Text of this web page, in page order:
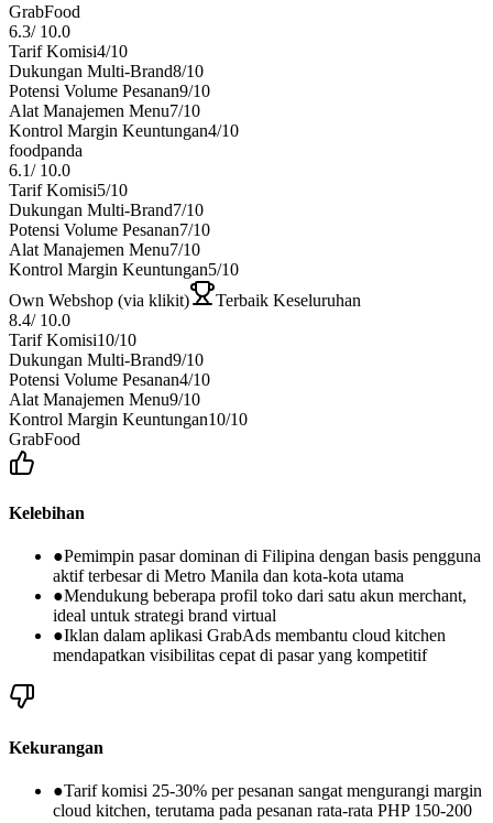
GrabFood
6.3/ 10.0
Tarif Komisi4/10
Dukungan Multi-Brand8/10
Potensi Volume Pesanan9/10
Alat Manajemen Menu7/10
Kontrol Margin Keuntungan4/10
foodpanda
6.1/ 10.0
Tarif Komisi5/10
Dukungan Multi-Brand7/10
Potensi Volume Pesanan7/10
Alat Manajemen Menu7/10
Kontrol Margin Keuntungan5/10
Own Webshop (via klikit)
Terbaik Keseluruhan
8.4/ 10.0
Tarif Komisi10/10
Dukungan Multi-Brand9/10
Potensi Volume Pesanan4/10
Alat Manajemen Menu9/10
Kontrol Margin Keuntungan10/10
GrabFood
Kelebihan
●Pemimpin pasar dominan di Filipina dengan basis pengguna
aktif terbesar di Metro Manila dan kota-kota utama
●Mendukung beberapa profil toko dari satu akun merchant,
ideal untuk strategi brand virtual
●Iklan dalam aplikasi GrabAds membantu cloud kitchen
mendapatkan visibilitas cepat di pasar yang kompetitif
Kekurangan
●Tarif komisi 25-30% per pesanan sangat mengurangi margin
cloud kitchen, terutama pada pesanan rata-rata PHP 150-200